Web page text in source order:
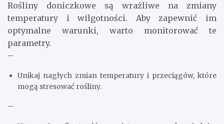
Rośliny doniczkowe są wrażliwe na zmiany
temperatury i wilgotności. Aby zapewnić im
optymalne warunki, warto monitorować te
parametry.
–
Unikaj nagłych zmian temperatury i przeciągów, które
mogą stresować rośliny.
–